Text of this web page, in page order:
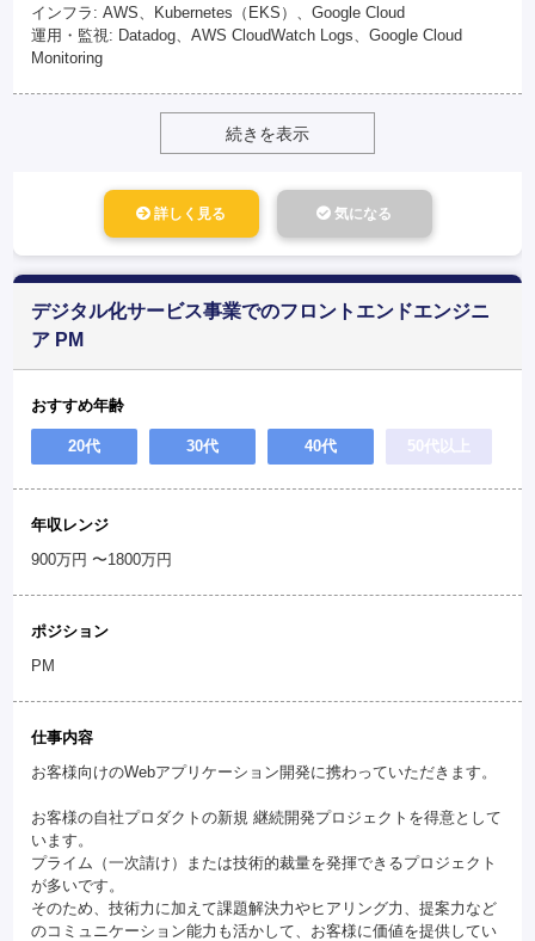
インフラ: AWS、Kubernetes（EKS）、Google Cloud
運用・監視: Datadog、AWS CloudWatch Logs、Google Cloud
Monitoring
続きを表示
詳しく見る 気になる
デジタル化サービス事業でのフロントエンドエンジニ
ア PM
おすすめ年齢
20代 30代 40代 50代以上
年収レンジ
900万円 〜1800万円
ポジション
PM
仕事内容
お客様向けのWebアプリケーション開発に携わっていただきます。
お客様の自社プロダクトの新規 継続開発プロジェクトを得意として
います。
プライム（一次請け）または技術的裁量を発揮できるプロジェクト
が多いです。
そのため、技術力に加えて課題解決力やヒアリング力、提案力など
のコミュニケーション能力も活かして、お客様に価値を提供してい